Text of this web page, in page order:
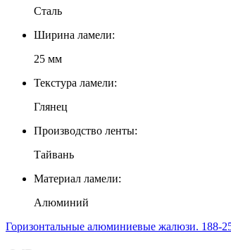
Сталь
Ширина ламели:
25 мм
Текстура ламели:
Глянец
Производство ленты:
Тайвань
Материал ламели:
Алюминий
Горизонтальные алюминиевые жалюзи. 188-